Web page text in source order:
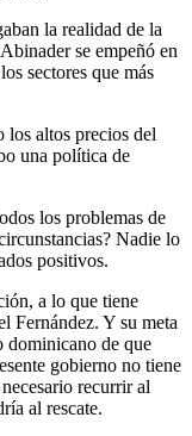
la realidad de la
se empeñó en
sectores que más
altos precios del
una política de
los problemas de
Nadie lo
positivos.
a lo que tiene
Fernández. Y su meta
dominicano de que
gobierno no tiene
recurrir al
al rescate.